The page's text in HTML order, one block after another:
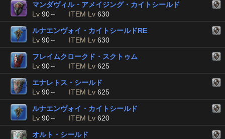
マンダヴィル・アメイジング・カイトシールド
Lv 90～ ITEM Lv 630
ルナエンヴォイ・カイトシールドRE
Lv 90～ ITEM Lv 630
フレイムクロークド・スクトゥム
Lv 90～ ITEM Lv 625
エナレトス・シールド
Lv 90～ ITEM Lv 625
ルナエンヴォイ・カイトシールド
Lv 90～ ITEM Lv 620
オルト・シールド